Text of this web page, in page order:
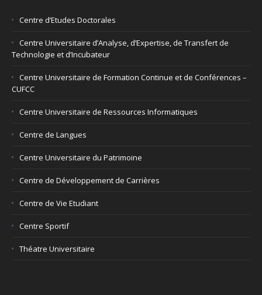
Centre d’Etudes Doctorales
Centre Universitaire d’Analyse, d’Expertise, de Transfert de
Technologie et d’Incubateur
Centre Universitaire de Formation Continue et de Conférences –
CUFCC
Centre Universitaire de Ressources Informatiques
Centre de Langues
Centre Universitaire du Patrimoine
Centre de Développement de Carrières
Centre de Vie Etudiant
Centre Sportif
Théatre Universitaire